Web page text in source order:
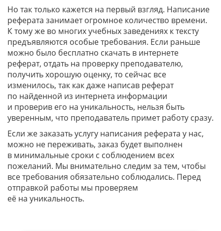
Но так только кажется на первый взгляд. Написание
реферата занимает огромное количество времени.
К тому же во многих учебных заведениях к тексту
предъявляются особые требования. Если раньше
можно было бесплатно скачать в интернете
реферат, отдать на проверку преподавателю,
получить хорошую оценку, то сейчас все
изменилось, так как даже написав реферат
по найденной из интернета информации
и проверив его на уникальность, нельзя быть
уверенным, что преподаватель примет работу сразу.
Если же заказать услугу написания реферата у нас,
можно не переживать, заказ будет выполнен
в минимальные сроки с соблюдением всех
пожеланий. Мы внимательно следим за тем, чтобы
все требования обязательно соблюдались. Перед
отправкой работы мы проверяем
её на уникальность.